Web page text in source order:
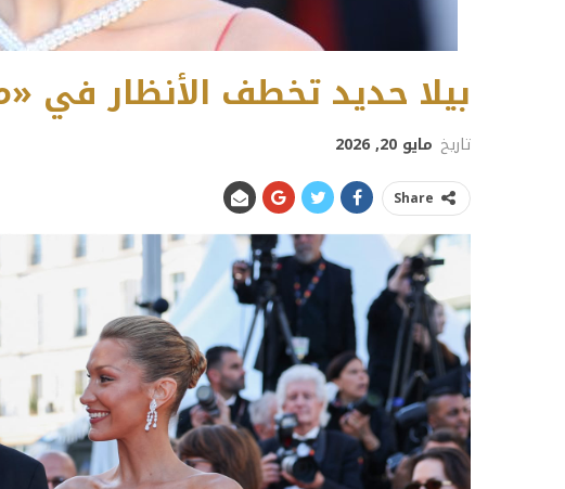
بيلا حديد تخطف الأنظار في
تاريخ مايو 20, 2026
Share